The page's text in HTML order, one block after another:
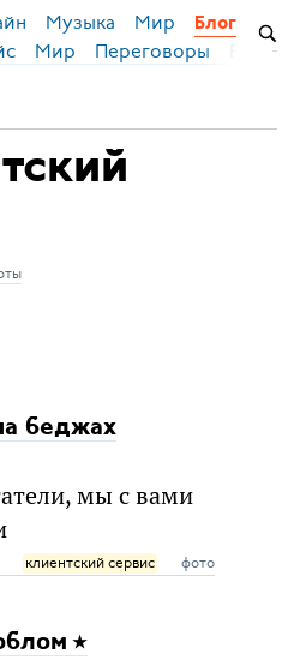
Музыка Мир Блог
Мир Переговоры
беджах
мы с вами
клиентский сервис фото